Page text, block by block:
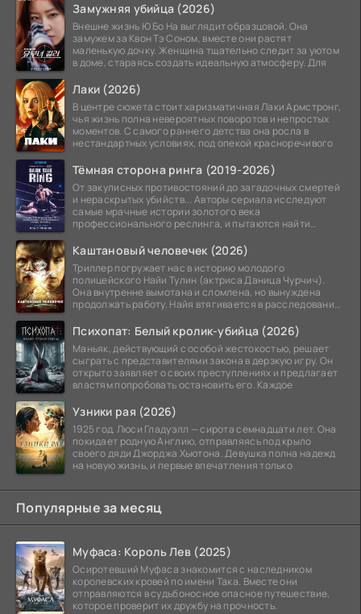
Замужняя убийца (2026)
Внешне жизнь Ю Бо На выглядит образцовой. Она
замужем за Квон Тэ Соном, вместе они растят
маленькую дочку. Женщина тщательно следит за уютом
в доме, стараясь создать идеальную атмосферу. Для
Лаки (2026)
В центре сюжета стоит харизматичная Лаки Армстронг,
чья жизнь полна невероятных поворотов и непростых
моментов. С самого раннего детства она росла в
нестандартных условиях, под опекой красноречивого
Тёмная сторона ринга (2019-2026)
От закулисных противостояний до загадочных смертей
и нераскрытых убийств... Авторы сериала исследуют
самые мрачные истории золотого века
профессионального реслинга, и пытаются найти
Каштановый человечек (2026)
Триллер погружает нас в историю молодого
полицейского Найи Тулин (актриса Даница Чурчич).
Она внутренне вымотана и сломлена, но вынуждена
продолжать работу. Найя втягивается в расследование
Психопат: Белый кролик-убийца (2026)
Маньяк, действующий с особой жестокостью, решает
сыграть с представителями закона в дерзкую игру. Он
открыто заявляет о своих преступлениях и предлагает
властям попробовать остановить его. Каждое
Узники рая (2026)
1925 год. Люси Гладуэлл — сирота семнадцати лет. Она
покидает родную Англию, отправляясь под крыло
своего дяди Джорджа Хьютона. Девушка полна надежд
на новую жизнь, и первые впечатления только
Популярные за месяц
Муфаса: Король Лев (2025)
Осиротевший Муфаса знакомится с наследником
королевских кровей по имени Така. Вместе они
отправляются в судьбоносное опасное путешествие,
которое проверит их дружбу на прочность.